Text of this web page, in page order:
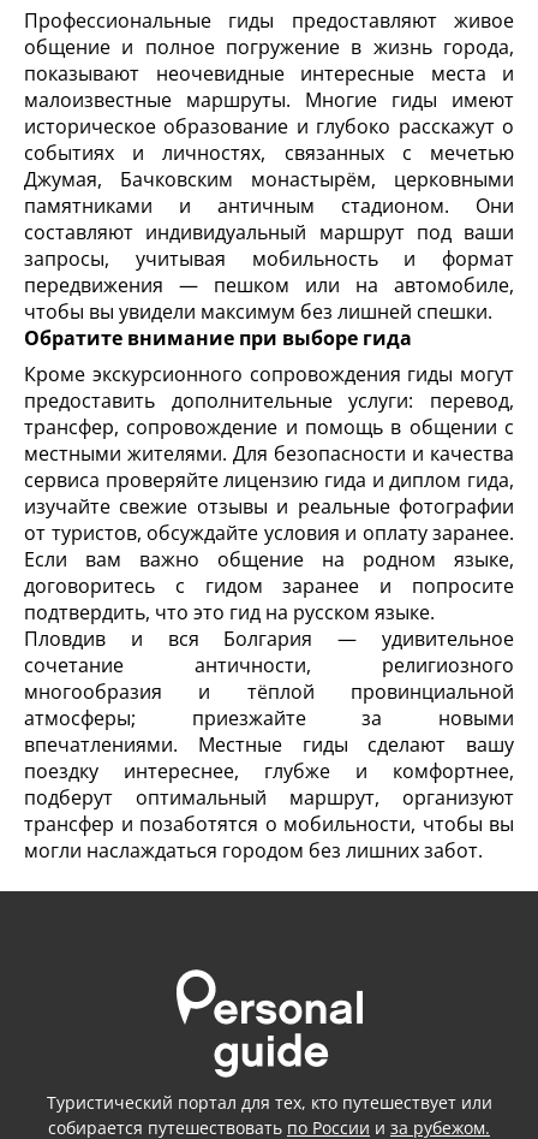
Профессиональные гиды предоставляют живое
общение и полное погружение в жизнь города,
показывают неочевидные интересные места и
малоизвестные маршруты. Многие гиды имеют
историческое образование и глубоко расскажут о
событиях и личностях, связанных с мечетью
Джумая, Бачковским монастырём, церковными
памятниками и античным стадионом. Они
составляют индивидуальный маршрут под ваши
запросы, учитывая мобильность и формат
передвижения — пешком или на автомобиле,
чтобы вы увидели максимум без лишней спешки.
Обратите внимание при выборе гида
Кроме экскурсионного сопровождения гиды могут
предоставить дополнительные услуги: перевод,
трансфер, сопровождение и помощь в общении с
местными жителями. Для безопасности и качества
сервиса проверяйте лицензию гида и диплом гида,
изучайте свежие отзывы и реальные фотографии
от туристов, обсуждайте условия и оплату заранее.
Если вам важно общение на родном языке,
договоритесь с гидом заранее и попросите
подтвердить, что это гид на русском языке.
Пловдив и вся Болгария — удивительное
сочетание античности, религиозного
многообразия и тёплой провинциальной
атмосферы; приезжайте за новыми
впечатлениями. Местные гиды сделают вашу
поездку интереснее, глубже и комфортнее,
подберут оптимальный маршрут, организуют
трансфер и позаботятся о мобильности, чтобы вы
могли наслаждаться городом без лишних забот.
Туристический портал для тех, кто путешествует или
собирается путешествовать по России и за рубежом.